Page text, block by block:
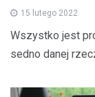
15 lutego 2022
Wszystko jest
sedno danej